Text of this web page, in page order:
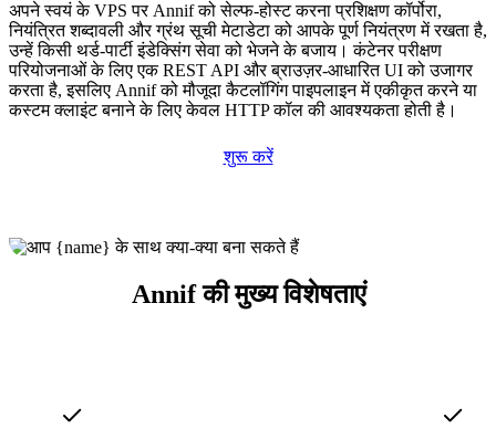
अपने स्वयं के VPS पर Annif को सेल्फ-होस्ट करना प्रशिक्षण कॉर्पोरा,
नियंत्रित शब्दावली और ग्रंथ सूची मेटाडेटा को आपके पूर्ण नियंत्रण में रखता है,
उन्हें किसी थर्ड-पार्टी इंडेक्सिंग सेवा को भेजने के बजाय। कंटेनर परीक्षण
परियोजनाओं के लिए एक REST API और ब्राउज़र-आधारित UI को उजागर
करता है, इसलिए Annif को मौजूदा कैटलॉगिंग पाइपलाइन में एकीकृत करने या
कस्टम क्लाइंट बनाने के लिए केवल HTTP कॉल की आवश्यकता होती है।
शुरू करें
Annif की मुख्य विशेषताएं